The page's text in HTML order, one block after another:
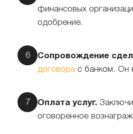
финансовых
одобрение.
Сопровождение
договора с банком. Он
Оплата услуг.
оговоренное